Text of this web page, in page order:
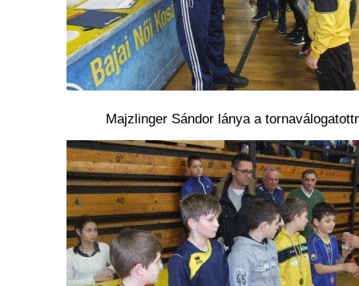
Majzlinger Sándor lánya a